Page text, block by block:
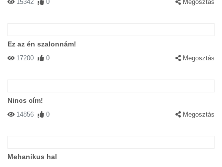
15342 0 Megosztás
Ez az én szalonnám!
17200 0 Megosztás
Nincs cím!
14856 0 Megosztás
Mehanikus hal